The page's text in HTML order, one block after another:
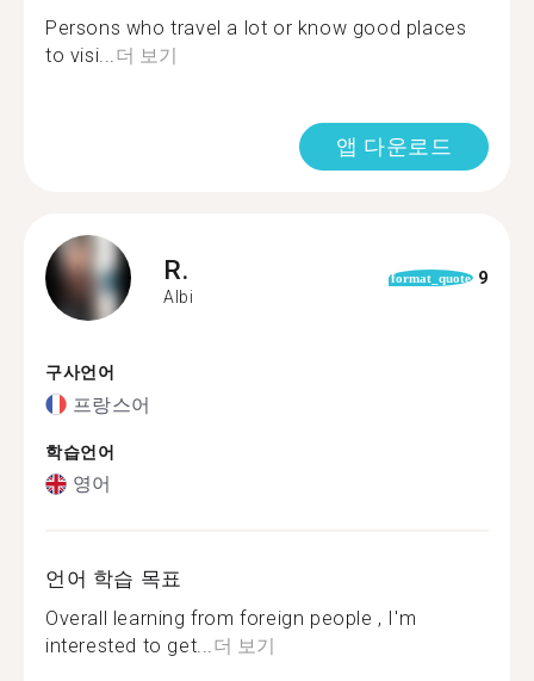
Persons who travel a lot or know good places
to visi...더 보기
앱 다운로드
R.
Albi
format_quote 9
구사언어
프랑스어
학습언어
영어
언어 학습 목표
Overall learning from foreign people , I'm
interested to get...더 보기